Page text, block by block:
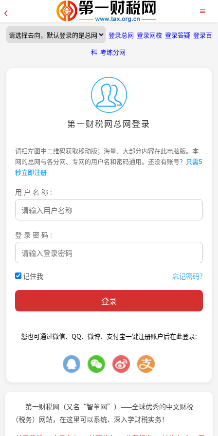
‹ ≡
登录总网 登录网校 登录答疑 登录百
科 考练分网
第一财税网总网登录
请扫左图中二维码获取移动版；海量、大部分内容在此电脑版。本
网的总网与各分网、专网的用户名和密码通用。还没有账号？ 只需5
秒立即注册
用户名称:
登录密码:
记住我 忘记密码?
您也可通过微信、QQ、微博、支付宝一键注册账户后在此登录:
第一财税网（又名“智董网”）——全球优秀的中文财税
（税务）网站，在这里可以系统、深入学财税实务！